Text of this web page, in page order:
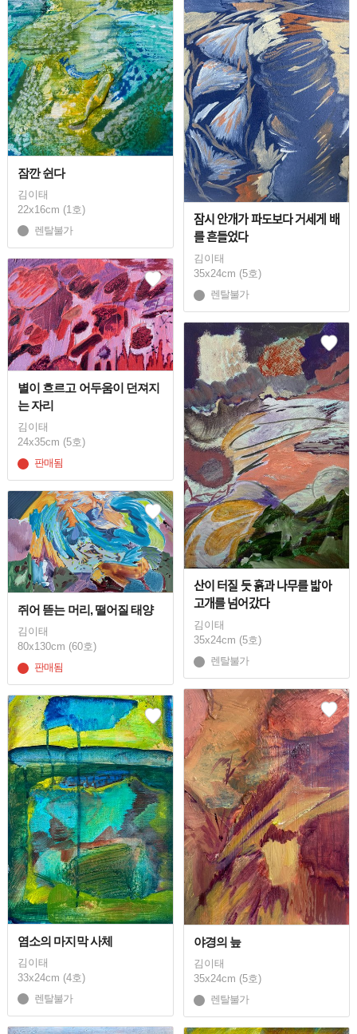
잠깐 쉰다
김이태
22x16cm (1호)
렌탈불가
잠시 안개가 파도보다 거세게 배
를 흔들었다
김이태
35x24cm (5호)
렌탈불가
별이 흐르고 어두움이 던져지
는 자리
김이태
24x35cm (5호)
판매됨
산이 터질 듯 흙과 나무를 밟아
고개를 넘어갔다
김이태
35x24cm (5호)
렌탈불가
쥐어 뜯는 머리, 떨어질 태양
김이태
80x130cm (60호)
판매됨
야경의 늪
김이태
35x24cm (5호)
렌탈불가
염소의 마지막 사체
김이태
33x24cm (4호)
렌탈불가